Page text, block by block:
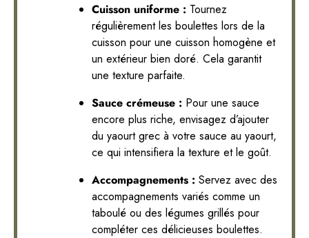
Cuisson uniforme : Tournez
régulièrement les boulettes lors de la
cuisson pour une cuisson homogène et
un extérieur bien doré. Cela garantit
une texture parfaite.
Sauce crémeuse : Pour une sauce
encore plus riche, envisagez d’ajouter
du yaourt grec à votre sauce au yaourt,
ce qui intensifiera la texture et le goût.
Accompagnements : Servez avec des
accompagnements variés comme un
taboulé ou des légumes grillés pour
compléter ces délicieuses boulettes.